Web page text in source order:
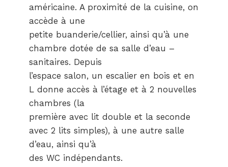
américaine. A proximité de la cuisine, on
accède à une
petite buanderie/cellier, ainsi qu’à une
chambre dotée de sa salle d’eau –
sanitaires. Depuis
l’espace salon, un escalier en bois et en
L donne accès à l’étage et à 2 nouvelles
chambres (la
première avec lit double et la seconde
avec 2 lits simples), à une autre salle
d’eau, ainsi qu’à
des WC indépendants.